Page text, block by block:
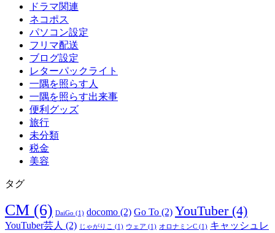
ドラマ関連
ネコポス
パソコン設定
フリマ配送
ブログ設定
レターパックライト
一隅を照らす人
一隅を照らす出来事
便利グッズ
旅行
未分類
税金
美容
タグ
CM (6) DaiGo (1) docomo (2) Go To (2) YouTuber(4)
YouTuber芸人 (2) じゃがりこ (1) ウェア (1) オロナミンC (1) キャッシュレ